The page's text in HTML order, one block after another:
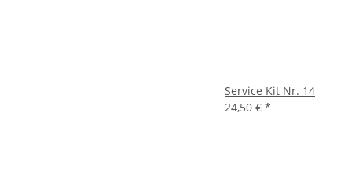
Service Kit Nr. 14
24,50 € *